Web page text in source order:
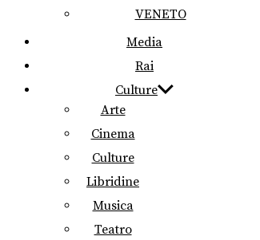
VENETO
Media
Rai
Culture
Arte
Cinema
Culture
Libridine
Musica
Teatro